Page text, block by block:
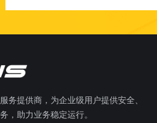
务提供商，为企业级用户提供安全、
，助力业务稳定运行。